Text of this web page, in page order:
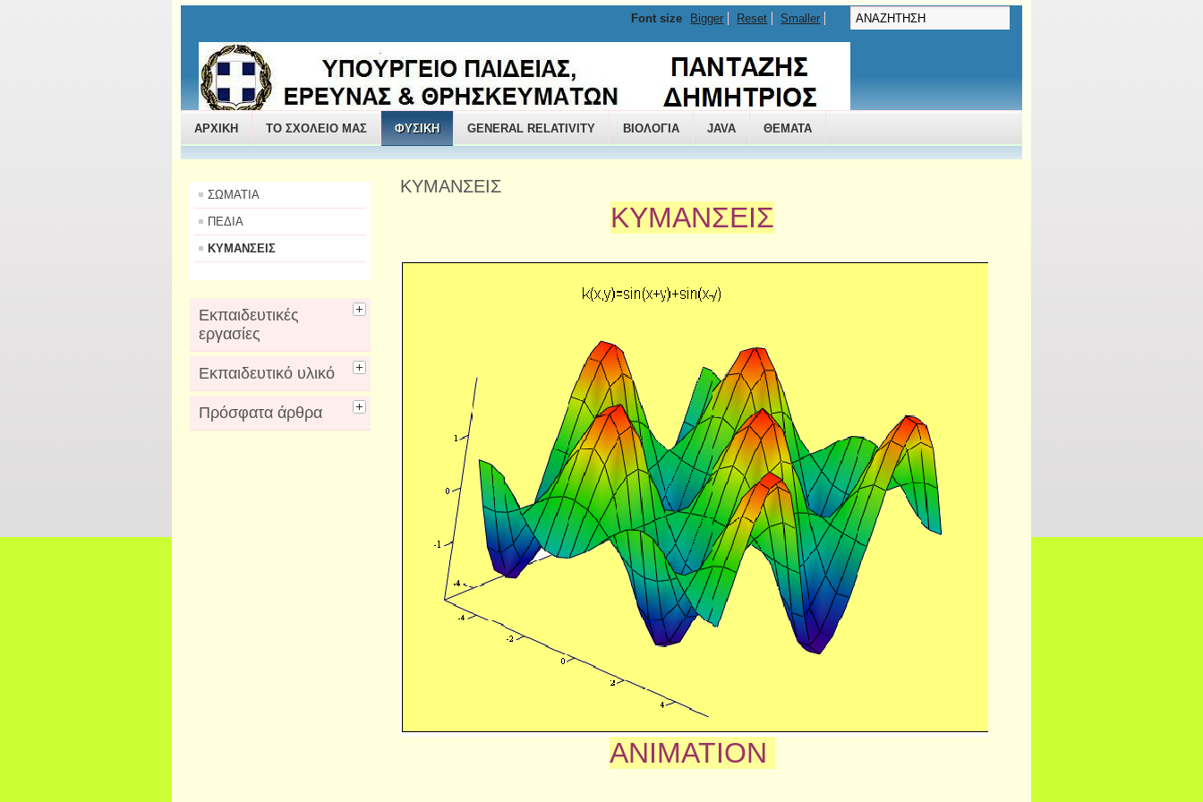
ΠΑΝΤΑΖΗΣ ΔΗΜΗΤΡΙΟΣ
ΑΡΧΙΚΗ ΤΟ ΣΧΟΛΕΙΟ ΜΑΣ ΦΥΣΙΚΗ GENERAL RELATIVITY ΒΙΟΛΟΓΙΑ JAVA ΘΕΜΑΤΑ
Font size Bigger Reset Smaller
ΣΩΜΑΤΙΑ
ΠΕΔΙΑ
ΚΥΜΑΝΣΕΙΣ
Εκπαιδευτικές
εργασίες
Εκπαιδευτικό υλικό
Πρόσφατα άρθρα
ΚΥΜΑΝΣΕΙΣ
ΚΥΜΑΝΣΕΙΣ
ANIMATION